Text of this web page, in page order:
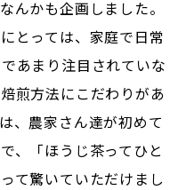
んかも企画しました。
とっては、家庭で日常
あまり注目されていな
煎方法にこだわりがあ
、農家さん達が初めて
、「ほうじ茶ってひと
て驚いていただけまし